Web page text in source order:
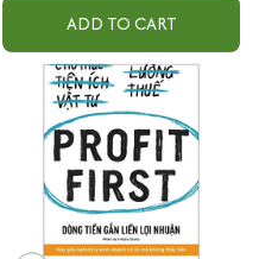
ADD TO CART